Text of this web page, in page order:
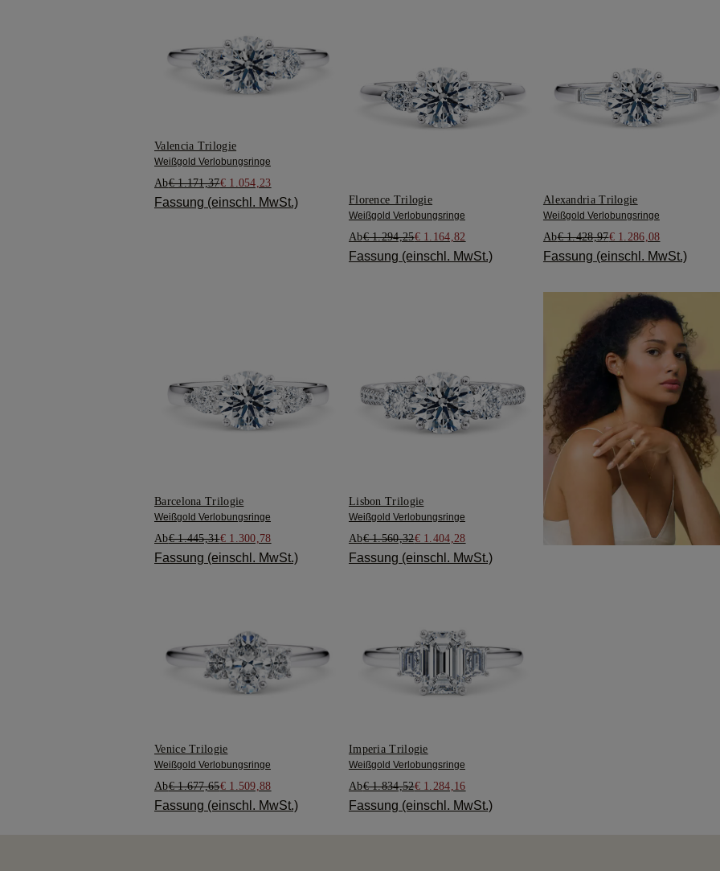
Valencia Trilogie
Weißgold Verlobungsringe
Ab€ 1.171,37€ 1.054,23
Fassung (einschl. MwSt.) Florence Trilogie
Weißgold Verlobungsringe
Ab€ 1.294,25€ 1.164,82
Fassung (einschl. MwSt.)
Alexandria Trilogie
Weißgold Verlobungsringe
Ab€ 1.428,97€ 1.286,08
Fassung (einschl. MwSt.)
Barcelona Trilogie
Weißgold Verlobungsringe
Ab€ 1.445,31€ 1.300,78
Fassung (einschl. MwSt.)
Lisbon Trilogie
Weißgold Verlobungsringe
Ab€ 1.560,32€ 1.404,28
Fassung (einschl. MwSt.)
Venice Trilogie
Weißgold Verlobungsringe
Ab€ 1.677,65€ 1.509,88
Fassung (einschl. MwSt.)
Imperia Trilogie
Weißgold Verlobungsringe
Ab€ 1.834,52€ 1.284,16
Fassung (einschl. MwSt.)